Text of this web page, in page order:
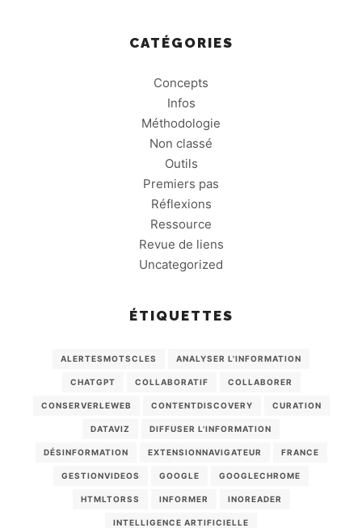
CATÉGORIES
Concepts
Infos
Méthodologie
Non classé
Outils
Premiers pas
Réflexions
Ressource
Revue de liens
Uncategorized
ÉTIQUETTES
ALERTESMOTSCLES ANALYSER L'INFORMATION
CHATGPT COLLABORATIF COLLABORER
CONSERVERLEWEB CONTENTDISCOVERY CURATION
DATAVIZ DIFFUSER L'INFORMATION
DÉSINFORMATION EXTENSIONNAVIGATEUR FRANCE
GESTIONVIDEOS GOOGLE GOOGLECHROME
HTMLTORSS INFORMER INOREADER
INTELLIGENCE ARTIFICIELLE